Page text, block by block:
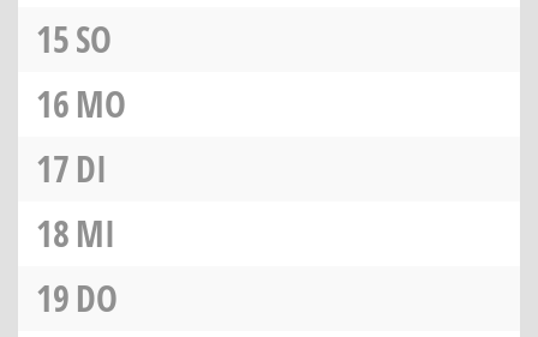
15SO
16MO
17DI
18MI
19DO